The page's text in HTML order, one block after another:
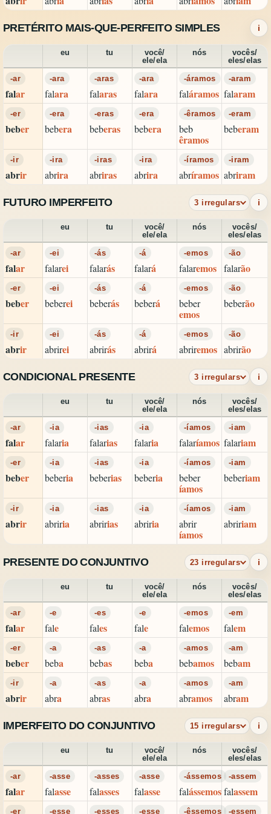
PRETÉRITO MAIS-QUE-PERFEITO SIMPLES i
eu tu
você/
ele/ela
nós
vocês/
eles/elas
-ar
falar
-ara
falara
-aras
falaras
-ara
falara
-áramos
faláramos
-aram
falaram
-er
beber
-era
bebera
-eras
beberas
-era
bebera
-êramos
beb
êramos
-eram
beberam
-ir
abrir
-ira
abrira
-iras
abriras
-ira
abrira
-íramos
abríramos
-iram
abriram
FUTURO IMPERFEITO 3 irregulars i
eu tu
você/
ele/ela
nós
vocês/
eles/elas
-ar
falar
-ei
falarei
-ás
falarás
-á
falará
-emos
falaremos
-ão
falarão
-er
beber
-ei
beberei
-ás
beberás
-á
beberá
-emos
beber
emos
-ão
beberão
-ir
abrir
-ei
abrirei
-ás
abrirás
-á
abrirá
-emos
abriremos
-ão
abrirão
CONDICIONAL PRESENTE 3 irregulars i
eu tu
você/
ele/ela
nós
vocês/
eles/elas
-ar
falar
-ia
falaria
-ias
falarias
-ia
falaria
-íamos
falaríamos
-iam
falariam
-er
beber
-ia
beberia
-ias
beberias
-ia
beberia
-íamos
beber
íamos
-iam
beberiam
-ir
abrir
-ia
abriria
-ias
abririas
-ia
abriria
-íamos
abrir
íamos
-iam
abririam
PRESENTE DO CONJUNTIVO 23 irregulars i
eu tu
você/
ele/ela
nós
vocês/
eles/elas
-ar
falar
-e
fale
-es
fales
-e
fale
-emos
falemos
-em
falem
-er
beber
-a
beba
-as
bebas
-a
beba
-amos
bebamos
-am
bebam
-ir
abrir
-a
abra
-as
abras
-a
abra
-amos
abramos
-am
abram
IMPERFEITO DO CONJUNTIVO 15 irregulars i
eu tu
você/
ele/ela
nós
vocês/
eles/elas
-ar
falar
-asse
falasse
-asses
falasses
-asse
falasse
-ássemos
falássemos
-assem
falassem
-er -esse -esses -esse -êssemos -essem